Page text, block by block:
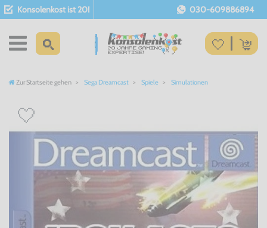
Konsolenkost ist 20! 030-609886894
Zur Startseite gehen Sega Dreamcast Spiele Simulationen